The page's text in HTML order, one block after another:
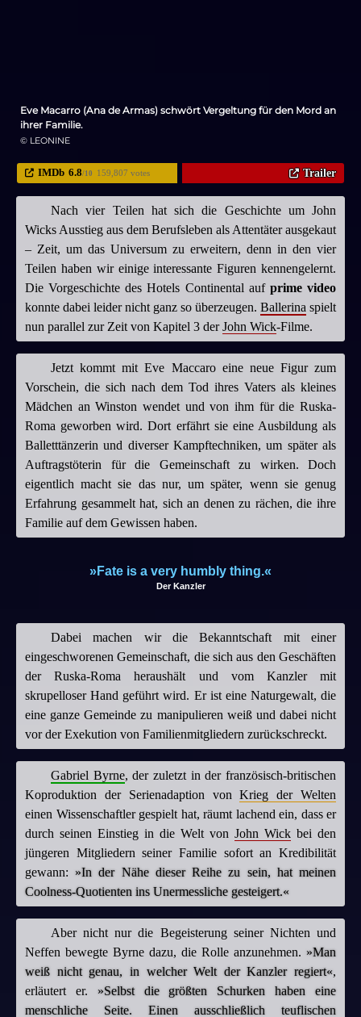
Eve Macarro (Ana de Armas) schwört Vergeltung für den Mord an
ihrer Familie.
© LEONINE
IMDb 6.8/10 159,807 votes Trailer
Nach vier Teilen hat sich die Geschichte um John
Wicks Ausstieg aus dem Berufsleben als Attentäter ausgekaut
– Zeit, um das Universum zu erweitern, denn in den vier
Teilen haben wir einige interessante Figuren kennengelernt.
Die Vorgeschichte des Hotels Continental auf prime video
konnte dabei leider nicht ganz so überzeugen. Ballerina spielt
nun parallel zur Zeit von Kapitel 3 derJohn Wick-Filme.
Jetzt kommt mit Eve Maccaro eine neue Figur zum
Vorschein, die sich nach dem Tod ihres Vaters als kleines
Mädchen an Winston wendet und von ihm für die Ruska-
Roma geworben wird. Dort erfährt sie eine Ausbildung als
Balletttänzerin und diverser Kampftechniken, um später als
Auftragstöterin für die Gemeinschaft zu wirken. Doch
eigentlich macht sie das nur, um später, wenn sie genug
Erfahrung gesammelt hat, sich an denen zu rächen, die ihre
Familie auf dem Gewissen haben.
»Fate is a very humbly thing.«
Der Kanzler
Dabei machen wir die Bekanntschaft mit einer
eingeschworenen Gemeinschaft, die sich aus den Geschäften
der Ruska-Roma heraushält und vom Kanzler mit
skrupelloser Hand geführt wird. Er ist eine Naturgewalt, die
eine ganze Gemeinde zu manipulieren weiß und dabei nicht
vor der Exekution von Familienmitgliedern zurückschreckt.
Gabriel Byrne, der zuletzt in der französisch-britischen
Koproduktion der Serienadaption vonKrieg der Welten
einen Wissenschaftler gespielt hat, räumt lachend ein, dass er
durch seinen Einstieg in die Welt von John Wick bei den
jüngeren Mitgliedern seiner Familie sofort an Kredibilität
gewann:»In der Nähe dieser Reihe zu sein, hat meinen
Coolness-Quotienten ins Unermessliche gesteigert.«
Aber nicht nur die Begeisterung seiner Nichten und
Neffen bewegte Byrne dazu, die Rolle anzunehmen. »Man
weiß nicht genau, in welcher Welt der Kanzler regiert«,
erläutert er. »Selbst die größten Schurken haben eine
menschliche Seite. Einen ausschließlich teuflischen